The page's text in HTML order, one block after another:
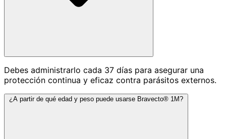
Debes administrarlo cada 37 días para asegurar una
protección continua y eficaz contra parásitos externos.
¿A partir de qué edad y peso puede usarse Bravecto® 1M?